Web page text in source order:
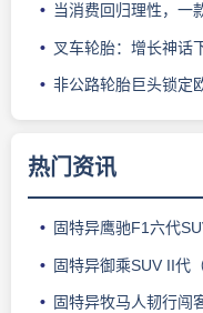
当消费回归理性，一
叉车轮胎：增长神话
非公路轮胎巨头锁定
热门资讯
固特异鹰驰F1六代SUV轮胎型
固特异御乘SUV II代（EfficientGrip
固特异牧马人韧行闯客II代（WRANGLER